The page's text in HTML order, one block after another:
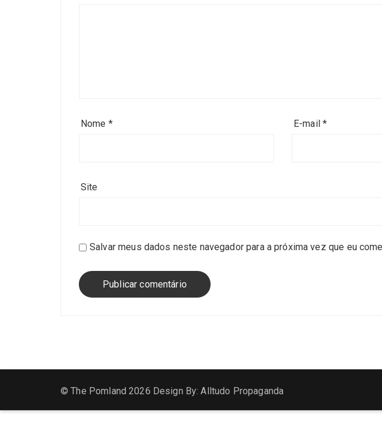
Nome * E-mail*
Site
Salvar meus dados neste navegador para a próxima vez que eu
© The Pomland 2026 Design By: Alltudo Propaganda